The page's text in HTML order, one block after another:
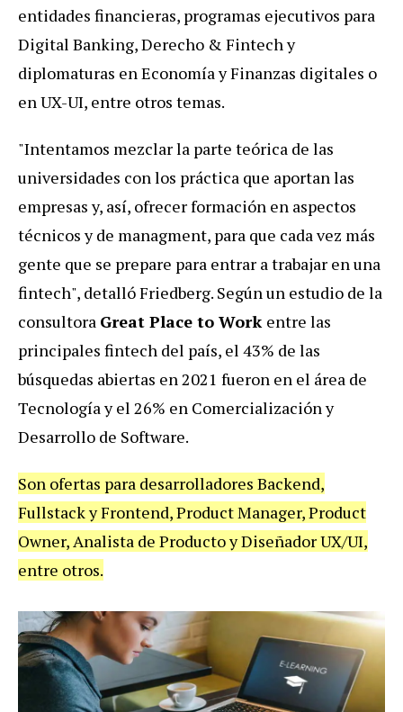
entidades financieras, programas ejecutivos para
Digital Banking, Derecho & Fintech y
diplomaturas en Economía y Finanzas digitales o
en UX-UI, entre otros temas.
"Intentamos mezclar la parte teórica de las
universidades con los práctica que aportan las
empresas y, así, ofrecer formación en aspectos
técnicos y de managment, para que cada vez más
gente que se prepare para entrar a trabajar en una
fintech", detalló Friedberg. Según un estudio de la
consultora Great Place to Work entre las
principales fintech del país, el 43% de las
búsquedas abiertas en 2021 fueron en el área de
Tecnología y el 26% en Comercialización y
Desarrollo de Software.
Son ofertas para desarrolladores Backend,
Fullstack y Frontend, Product Manager, Product
Owner, Analista de Producto y Diseñador UX/UI,
entre otros.